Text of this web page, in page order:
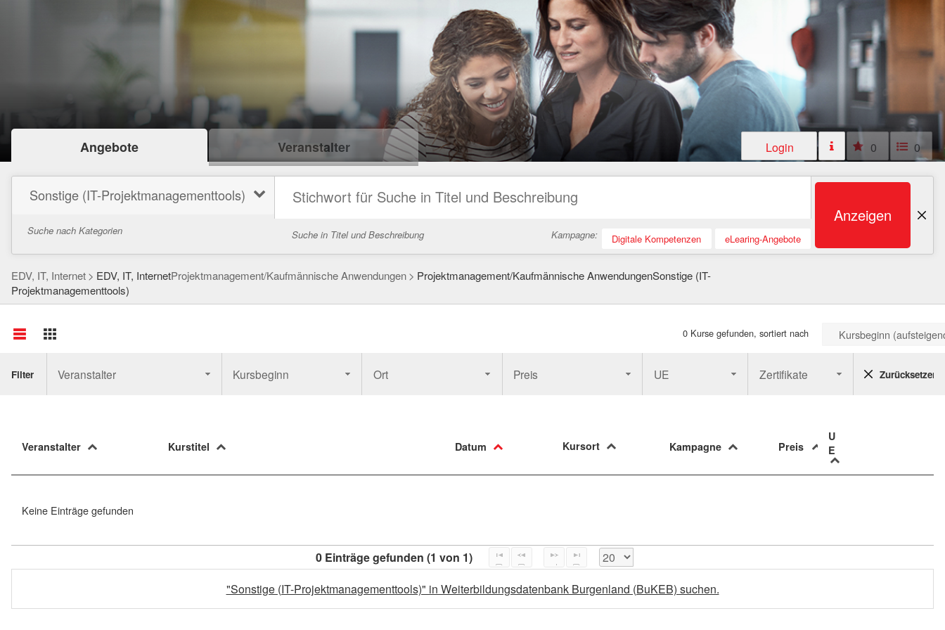
Login 0 0
Angebote Veranstalter
Sonstige (IT-Projektmanagementtools)
Suche nach Kategorien Suche in Titel und Beschreibung Kampagne: Digitale Kompetenzen eLearing-Angebote
Anzeigen
EDV, IT, Internet EDV, IT, InternetProjektmanagement/Kaufmännische Anwendungen
Projektmanagement/Kaufmännische AnwendungenSonstige (IT-
Projektmanagementtools)
0 Kurse gefunden, sortiert nach Kursbeginn
Filter Veranstalter Kursbeginn Ort Preis UE Zertifikate Zurücksetzen
Veranstalter Kurstitel Datum Kursort Kampagne Preis
U
E
Keine Einträge gefunden
0 Einträge gefunden (1 von 1)
"Sonstige (IT-Projektmanagementtools)" in Weiterbildungsdatenbank Burgenland (BuKEB) suchen.